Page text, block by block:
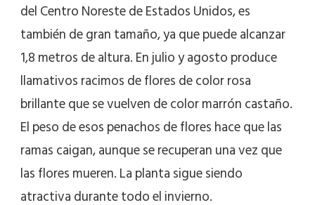
del Centro Noreste de Estados Unidos, es
también de gran tamaño, ya que puede alcanzar
1,8 metros de altura. En julio y agosto produce
llamativos racimos de flores de color rosa
brillante que se vuelven de color marrón castaño.
El peso de esos penachos de flores hace que las
ramas caigan, aunque se recuperan una vez que
las flores mueren. La planta sigue siendo
atractiva durante todo el invierno.